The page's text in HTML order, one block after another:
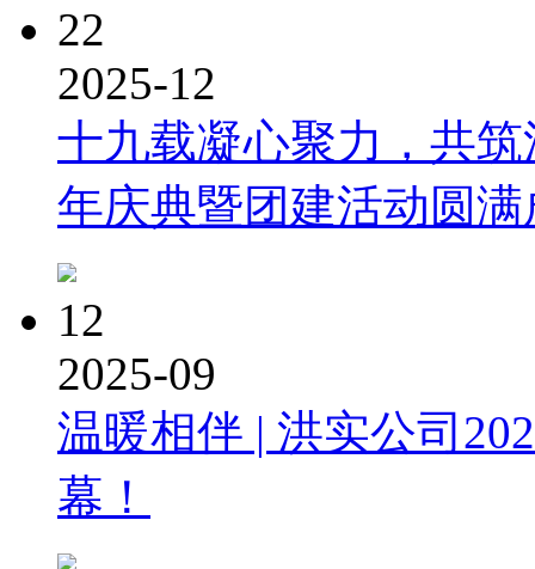
22
2025-12
十九载凝心聚力，共
年庆典暨团建活动圆满
12
2025-09
温暖相伴 | 洪实公司
幕！